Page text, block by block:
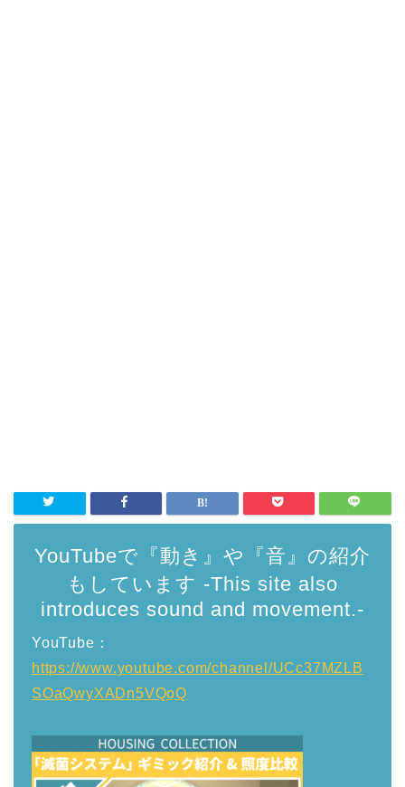
YouTubeで『動き』や『音』の紹介
もしています -This site also
introduces sound and movement.-
YouTube：
https://www.youtube.com/channel/UCc37MZLB
SOaQwyXADn5VQoQ